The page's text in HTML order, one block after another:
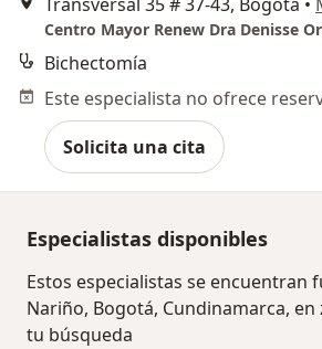
Bichectomía
Solicita una cita
Especialistas disponibles
Estos especialistas se encuentran
Nariño, Bogotá, Cundinamarca, en
tu búsqueda